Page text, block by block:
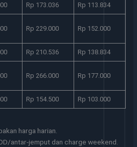
Rp 173.036 Rp 113.834
Rp 229.000 Rp 152.000
Rp 210.536 Rp 138.834
Rp 266.000 Rp 177.000
Rp 154.500 Rp 103.000
harga harian.
antar-jemput dan charge weekend.